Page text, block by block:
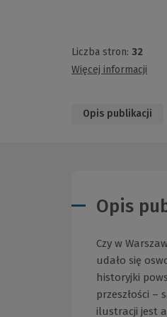
Liczba stron: 32
Więcej informacji
Opis publikacji
Opis
Czy w
udało się
historyjki
przeszłości –
ilustracji jest